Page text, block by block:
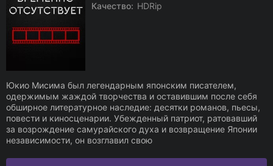
Качество: HDRip
Юкио Мисима был легендарным японским писателем,
одержимым жаждой творчества и оставившим после себя
обширное литературное наследие: десятки романов, пьесы,
повести и киносценарии. Убежденный патриот, ратовавший
за возрождение самурайского духа и возвращение Японии
независимости, он возглавил свою